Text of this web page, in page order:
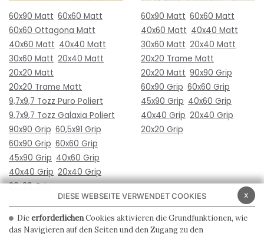
60x90 Matt 60x60 Matt
60x60 Ottagona Matt
40x60 Matt 40x40 Matt
30x60 Matt 20x40 Matt
20x20 Matt
20x20 Trame Matt
9,7x9,7 Tozz Puro Poliert
9,7x9,7 Tozz Galaxia Poliert
90x90 Grip 60,5x91 Grip
60x90 Grip 60x60 Grip
45x90 Grip 40x60 Grip
40x40 Grip 20x40 Grip
20x20 Grip
60x90 Matt 60x60 Matt
40x60 Matt 40x40 Matt
30x60 Matt 20x40 Matt
20x20 Trame Matt
20x20 Matt 90x90 Grip
60x90 Grip 60x60 Grip
45x90 Grip 40x60 Grip
40x40 Grip 20x40 Grip
20x20 Grip
x
DIESE WEBSEITE VERWENDET COOKIES
DieerforderlichenCookies aktivieren die Grundfunktionen, wie
das Navigieren auf den Seiten und den Zugang zu den